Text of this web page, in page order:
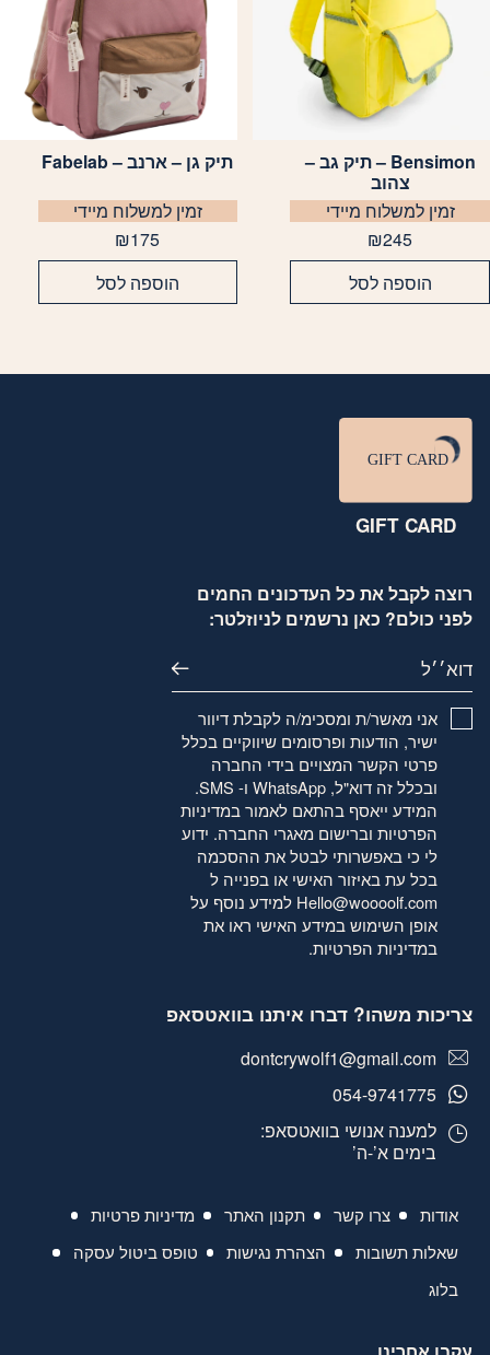
Bensimon – תיק גב –
צהוב
זמין למשלוח מיידי
₪245
הוספה לסל
תיק גן – ארנב – Fabelab
זמין למשלוח מיידי
₪175
הוספה לסל
רוצה לקבל את כל העדכונים החמים
לפני כולם? כאן נרשמים לניוזלטר:
דוא׳׳ל
אני מאשר/ת ומסכימ/ה לקבלת דיוור
ישיר, הודעות ופרסומים שיווקיים בכלל
פרטי הקשר המצויים בידי החברה
ובכלל זה דוא"ל, WhatsApp ו- SMS.
המידע ייאסף בהתאם לאמורבמדיניות
הפרטיותוברישום מאגרי החברה. ידוע
לי כי באפשרותי לבטל את ההסכמה
בכל עת באיזור האישי או בפנייה ל
Hello@woooolf.com למידע נוסף על
אופן השימוש במידע האישי ראו את
במדיניות הפרטיות.
אודות צרו קשר תקנון האתר
מדיניות פרטיות
שאלות תשובות
הצהרת נגישות
טופס ביטול עסקה
בלוג
צריכות משהו? דברו איתנו בוואטסאפ
dontcrywolf1@gmail.com
054-9741775
למענה אנושי בוואטסאפ:
בימים א’-ה’
GIFT CARD